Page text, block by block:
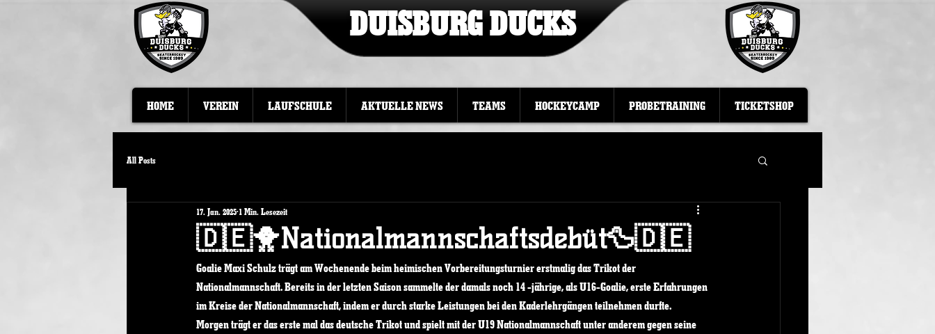
DUISBURG DUCKS
HOME VEREIN LAUFSCHULE AKTUELLE NEWS TEAMS HOCKEYCAMP PROBETRAINING TICKETSHOP
All Posts
🇩🇪🐥Nationalmannschaftsdebüt🦆🇩🇪
17. Jan. 2025 1 Min. Lesezeit
Goalie Maxi Schulz trägt am Wochenende beim heimischen Vorbereitungsturnier erstmalig das Trikot der
Nationalmannschaft. Bereits in der letzten Saison sammelte der damals noch 14 -jährige, als U16-Goalie, erste Erfahrungen
im Kreise der Nationalmannschaft, indem er durch starke Leistungen bei den Kaderlehrgängen teilnehmen durfte.
Morgen trägt er das erste mal das deutsche Trikot und spielt mit der U19 Nationalmannschaft unter anderem gegen seine